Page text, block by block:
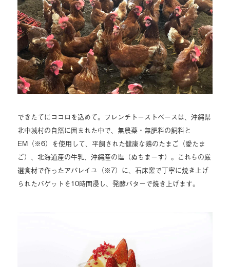
できたてにココロを込めて。フレンチトーストベースは、沖縄県
北中城村の自然に囲まれた中で、無農薬・無肥料の飼料と
EM（※6）を使用して、平飼された健康な鶏のたまご（愛たま
ご）、北海道産の牛乳、沖縄産の塩（ぬちまーす）。これらの厳
選食材で作ったアパレイユ（※7）に、石床窯で丁寧に焼き上げ
られたバゲットを10時間浸し、発酵バターで焼き上げます。